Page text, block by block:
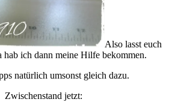
Also lasst euch
hab ich dann meine Hilfe bekommen.
natürlich umsonst gleich dazu.
Zwischenstand jetzt: